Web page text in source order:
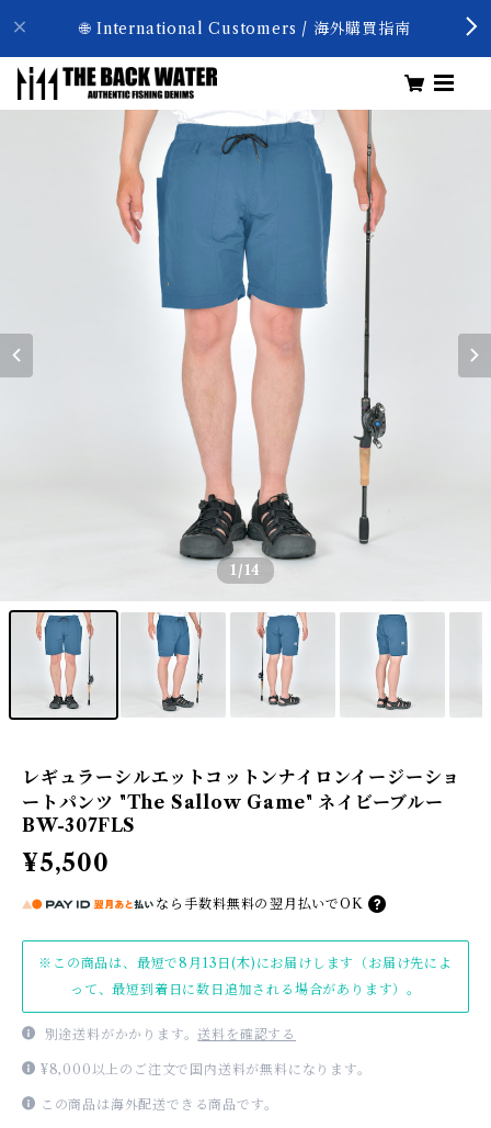
🌐 International Customers / 海外購買指南
1 /14
レギュラーシルエットコットンナイロンイージーショ
ートパンツ "The Sallow Game" ネイビーブルー
BW-307FLS
¥5,500
なら 手数料無料の 翌月払いでOK
※この商品は、最短で8月13日(木)にお届けします（お届け先によ
って、最短到着日に数日追加される場合があります）。
別途送料がかかります。送料を確認する
¥8,000以上のご注文で国内送料が無料になります。
この商品は海外配送できる商品です。